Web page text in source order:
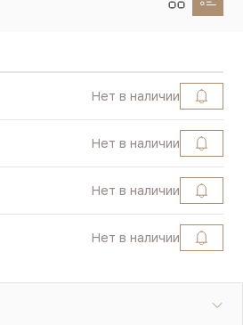
Нет в наличии
Нет в наличии
Нет в наличии
Нет в наличии